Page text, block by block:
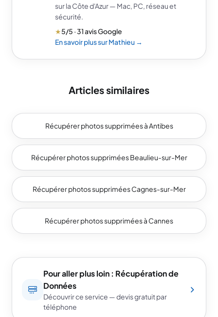
sur la Côte d'Azur — Mac, PC, réseau et
sécurité.
★5/5 · 31 avis Google
En savoir plus sur Mathieu →
Articles similaires
Récupérer photos supprimées à Antibes
Récupérer photos supprimées Beaulieu-sur-Mer
Récupérer photos supprimées Cagnes-sur-Mer
Récupérer photos supprimées à Cannes
Pour aller plus loin : Récupération de
Données
Découvrir ce service — devis gratuit par
téléphone